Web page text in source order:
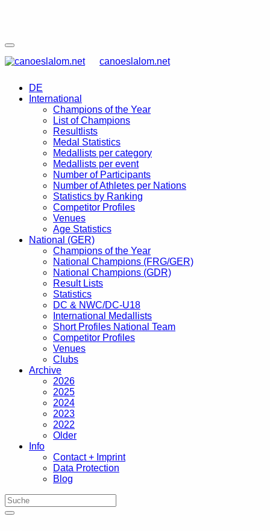
canoeslalom.net
DE
International
Champions of the Year
List of Champions
Resultlists
Medal Statistics
Medallists per category
Medallists per event
Number of Participants
Number of Athletes per Nations
Statistics by Ranking
Competitor Profiles
Venues
Age Statistics
National (GER)
Champions of the Year
National Champions (FRG/GER)
National Champions (GDR)
Result Lists
Statistics
DC & NWC/DC-U18
International Medallists
Short Profiles National Team
Competitor Profiles
Venues
Clubs
Archive
2026
2025
2024
2023
2022
Older
Info
Contact + Imprint
Data Protection
Blog